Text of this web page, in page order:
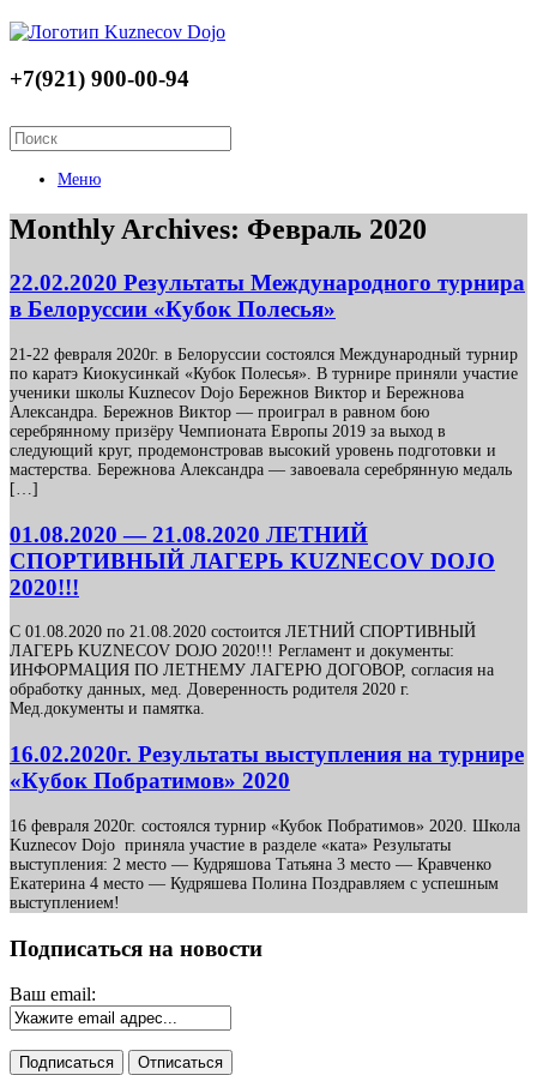
+7(921) 900-00-94
Меню
Monthly Archives: Февраль 2020
22.02.2020 Результаты Международного турнира
в Белоруссии «Кубок Полесья»
21-22 февраля 2020г. в Белоруссии состоялся Международный турнир
по каратэ Киокусинкай «Кубок Полесья». В турнире приняли участие
ученики школы Kuznecov Dojo Бережнов Виктор и Бережнова
Александра. Бережнов Виктор — проиграл в равном бою
серебрянному призёру Чемпионата Европы 2019 за выход в
следующий круг, продемонстровав высокий уровень подготовки и
мастерства. Бережнова Александра — завоевала серебрянную медаль
[…]
01.08.2020 — 21.08.2020 ЛЕТНИЙ
СПОРТИВНЫЙ ЛАГЕРЬ KUZNECOV DOJO
2020!!!
C 01.08.2020 по 21.08.2020 соcтоится ЛЕТНИЙ СПОРТИВНЫЙ
ЛАГЕРЬ KUZNECOV DOJO 2020!!! Регламент и документы:
ИНФОРМАЦИЯ ПО ЛЕТНЕМУ ЛАГЕРЮ ДОГОВОР, согласия на
обработку данных, мед. Доверенность родителя 2020 г.
Мед.документы и памятка.
16.02.2020г. Результаты выступления на турнире
«Кубок Побратимов» 2020
16 февраля 2020г. состоялся турнир «Кубок Побратимов» 2020. Школа
Kuznecov Dojo приняла участие в разделе «ката» Результаты
выступления: 2 место — Кудряшова Татьяна 3 место — Кравченко
Екатерина 4 место — Кудряшева Полина Поздравляем с успешным
выступлением!
Подписаться на новости
Ваш email: